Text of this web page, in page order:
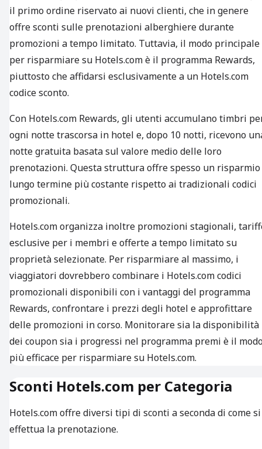
il primo ordine riservato ai nuovi clienti, che in genere
offre sconti sulle prenotazioni alberghiere durante
promozioni a tempo limitato. Tuttavia, il modo principale
per risparmiare su Hotels.com è il programma Rewards,
piuttosto che affidarsi esclusivamente a un Hotels.com
codice sconto.
Con Hotels.com Rewards, gli utenti accumulano timbri
ogni notte trascorsa in hotel e, dopo 10 notti, ricevono
notte gratuita basata sul valore medio delle loro
prenotazioni. Questa struttura offre spesso un risparmio
lungo termine più costante rispetto ai tradizionali codici
promozionali.
Hotels.com organizza inoltre promozioni stagionali,
esclusive per i membri e offerte a tempo limitato su
proprietà selezionate. Per risparmiare al massimo, i
viaggiatori dovrebbero combinare i Hotels.com codici
promozionali disponibili con i vantaggi del programma
Rewards, confrontare i prezzi degli hotel e approfittare
delle promozioni in corso. Monitorare sia la disponibilità
dei coupon sia i progressi nel programma premi è il
più efficace per risparmiare su Hotels.com.
Sconti Hotels.com per Categoria
Hotels.com offre diversi tipi di sconti a seconda di come si
effettua la prenotazione.